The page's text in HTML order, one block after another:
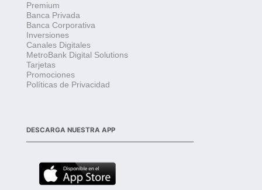
Premium
Banca Privada
Banca Corporativa
Inversiones
Canales Digitales
MetroBank Digital Solutions
Tarjetas
Promociones
Políticas de Privacidad
DESCARGA NUESTRA APP